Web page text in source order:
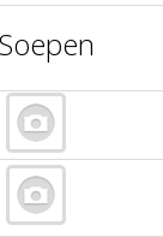
Soepen